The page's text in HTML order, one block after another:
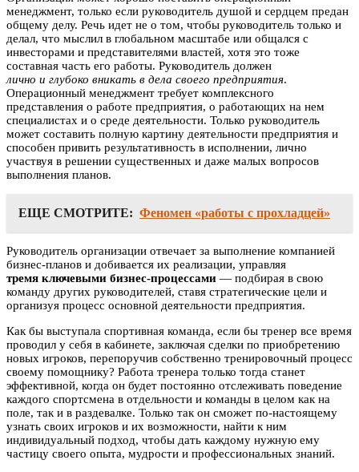
менеджмент, только если руководитель душой и сердцем предан
общему делу. Речь идет не о том, чтобы руководитель только и
делал, что мыслил в глобальном масштабе или общался с
инвесторами и представителями властей, хотя это тоже
составная часть его работы. Руководитель должен
лично и глубоко вникать в дела своего предприятия.
Операционный менеджмент требует комплексного
представления о работе предприятия, о работающих на нем
специалистах и о среде деятельности. Только руководитель
может составить полную картину деятельности предприятия и
способен привить результативность в исполнении, лично
участвуя в решении существенных и даже малых вопросов
выполнения планов.
ЕЩЕ СМОТРИТЕ: Феномен «работы с прохладцей»
Руководитель организации отвечает за выполнение компанией
бизнес-планов и добивается их реализации, управляя
тремя ключевыми бизнес-процессами — подбирая в свою
команду других руководителей, ставя стратегические цели и
организуя процесс основной деятельности предприятия.
Как бы выступала спортивная команда, если бы тренер все время
проводил у себя в кабинете, заключая сделки по приобретению
новых игроков, перепоручив собственно тренировочный процесс
своему помощнику? Работа тренера только тогда станет
эффективной, когда он будет постоянно отслеживать поведение
каждого спортсмена в отдельности и команды в целом как на
поле, так и в раздевалке. Только так он сможет по-настоящему
узнать своих игроков и их возможности, найти к ним
индивидуальный подход, чтобы дать каждому нужную ему
частицу своего опыта, мудрости и профессиональных знаний.